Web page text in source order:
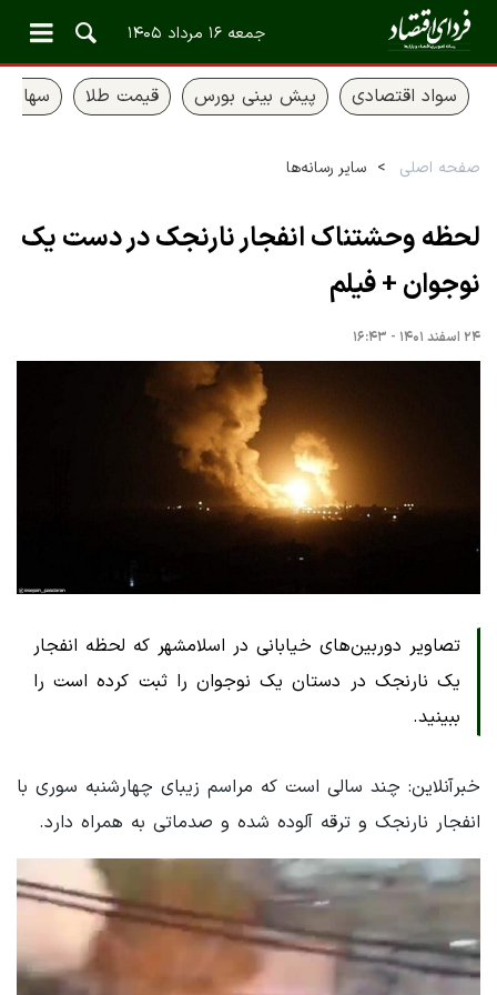
جمعه ۱۶ مرداد ۱۴۰۵
سواد اقتصادی پیش بینی بورس قیمت طلا سهام
صفحه اصلی سایر رسانه‌ها
لحظه وحشتناک انفجار نارنجک در دست یک
نوجوان + فیلم
۲۴ اسفند ۱۴۰۱ - ۱۶:۴۳
تصاویر دوربین‌های خیابانی در اسلامشهر که لحظه انفجار
یک نارنجک در دستان یک نوجوان را ثبت کرده است را
ببینید.
خبرآنلاین: چند سالی است که مراسم زیبای چهارشنبه سوری با
انفجار نارنجک و ترقه آلوده شده و صدماتی به همراه دارد.